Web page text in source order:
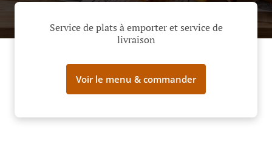
Service de plats à emporter et service de
livraison
Voir le menu & commander